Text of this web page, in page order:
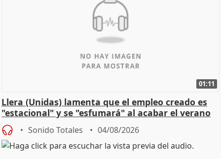
01:11
Llera (Unidas) lamenta que el empleo creado es
"estacional" y se "esfumará" al acabar el verano
Sonido Totales 04/08/2026